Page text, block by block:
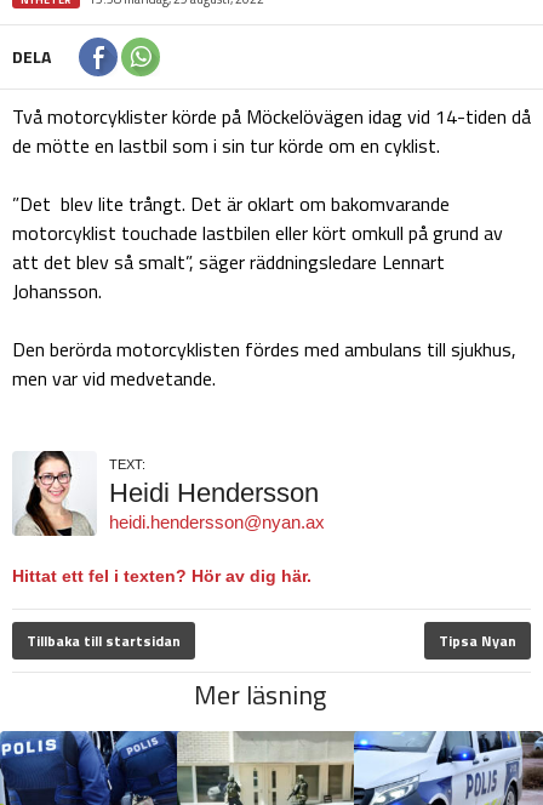
DELA
Två motorcyklister körde på Möckelövägen idag vid 14-tiden då
de mötte en lastbil som i sin tur körde om en cyklist.
”Det blev lite trångt. Det är oklart om bakomvarande
motorcyklist touchade lastbilen eller kört omkull på grund av
att det blev så smalt”, säger räddningsledare Lennart
Johansson.
Den berörda motorcyklisten fördes med ambulans till sjukhus,
men var vid medvetande.
TEXT:
Heidi Hendersson
heidi.hendersson@nyan.ax
Hittat ett fel i texten? Hör av dig här.
Tillbaka till startsidan Tipsa Nyan
Mer läsning